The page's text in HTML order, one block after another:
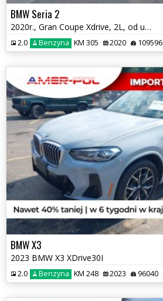
BMW Seria 2
2020r., Gran Coupe Xdrive, 2L, od ubezpieczalni
2.0 Benzyna KM 305 2020 109596
BMW X3
2023 BMW X3 XDrive30I
2.0 Benzyna KM 248 2023 96040